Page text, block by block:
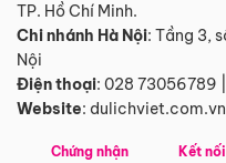
TP. Hồ Chí Minh.
Chi nhánh Hà Nội: Tầng 3,
Nội
Điện thoại: 028 73056789
Website: dulichviet.com.vn
Chứng nhận Kết